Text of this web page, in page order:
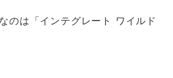
のは「インテグレート ワイルド